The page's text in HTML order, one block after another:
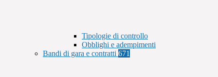
Tipologie di controllo
Obblighi e adempimenti
Bandi di gara e contratti 671